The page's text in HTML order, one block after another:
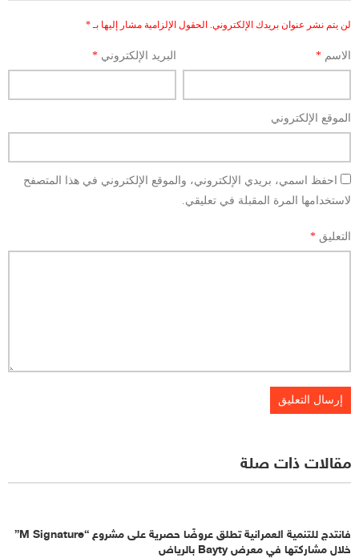
لن يتم نشر عنوان بريدك الإلكتروني. الحقول الإلزامية مشار إليها بـ*
الاسم * البريد الإلكتروني*
الموقع الإلكتروني
احفظ اسمي، بريدي الإلكتروني، والموقع الإلكتروني في هذا المتصفح
لاستخدامها المرة المقبلة في تعليقي.
التعليق *
مقالات ذات صلة
فانتدج للتنمية العمرانية تطلق عروضًا حصرية على مشروع “M Signature”
خلال مشاركتها في معرض Bayty بالرياض